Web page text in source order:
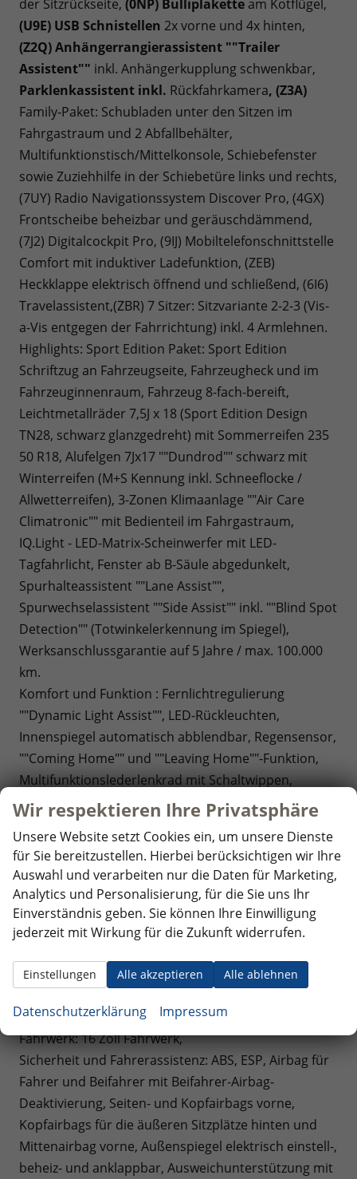
der Sitzrückseite, (0NP) Bulliplakette am Kotflügel,
(U9E) USB Schnistellen 2x vorne und 4x hinten,
(Z2Q) Anhängerrangierassistent ""Trailer
Assistent"" inkl. Anhängerkupplung schwenkbar,
Parklenkassistent inkl. Rückfahrkamera, (Z3A)
Family-Paket: Schubladen unter den Sitzen im
Fahrgastraum und 2 Abfallbehälter,
Multifunktionstisch/Mittelkonsole, Schiebefenster
sowie Zuziehhilfe in der Schiebetüre links und rechts,
(7UY) Radio Navigationssystem Discover Pro, (4GX)
Frontscheibe beheizbar und geräuschdämmend,
(7J2) Digitalcockpit Pro, (9IJ) Mobiltelefonschnittstelle
Comfort mit induktiver Ladefunktion, (ZEB)
Heckklappe elektrisch öffnend und schließend, (6I6)
Travelassistent,(ZBR) 7 Sitzer: Sitzvariante 2-2-3 (Vis-
a-Vis entgegen der Fahrrichtung) inkl. 4 Armlehnen.
Highlights: Sport Edition Paket: Sport Edition
Schriftzug an Fahrzeugseite, Fahrzeugheck und im
Fahrzeuginnenraum, Fahrzeug 8-fach-bereift,
Leichtmetallräder 7,5J x 18 (Sport Edition Design
TN28, schwarz glanzgedreht) mit Sommerreifen 235
50 R18, Alufelgen 7Jx17 ""Dundrod"" schwarz mit
Winterreifen (M+S Kennung inkl. Schneeflocke /
Allwetterreifen), 3-Zonen Klimaanlage ""Air Care
Climatronic"" mit Bedienteil im Fahrgastraum,
IQ.Light - LED-Matrix-Scheinwerfer mit LED-
Tagfahrlicht, Fenster ab B-Säule abgedunkelt,
Spurhalteassistent ""Lane Assist"",
Spurwechselassistent ""Side Assist"" inkl. ""Blind Spot
Detection"" (Totwinkelerkennung im Spiegel),
Werksanschlussgarantie auf 5 Jahre / max. 100.000
km.
Komfort und Funktion : Fernlichtregulierung
""Dynamic Light Assist"", LED-Rückleuchten,
Innenspiegel automatisch abblendbar, Regensensor,
""Coming Home"" und ""Leaving Home""-Funktion,
Multifunktionslederlenkrad mit Schaltwippen,
Schiebtüren links und rechts, Höhenverstellbare
Vordersitze, Zentralverriegelung ""Keyless Start""
(schlüsselloses Startsytem),
Optik: Außenspiegelgehäuse und Scheinwerferleiste
in Schwarz, Bodenbelag im Fahrgastraum
Teppichboden, Dekoreinlagen ""Scale Light Grey"",
Sitzbezüge Bi-Color Stoff ""Bright Dots"",
Infotainment: DAB+, USB-C-Schnittstelle, 8
Sprachsteuerung,
Fahrwerk: 16 Zoll Fahrwerk,
Sicherheit und Fahrerassistenz: ABS, ESP, Airbag für
Fahrer und Beifahrer mit Beifahrer-Airbag-
Deaktivierung, Seiten- und Kopfairbags vorne,
Kopfairbags für die äußeren Sitzplätze hinten und
Mittenairbag vorne, Außenspiegel elektrisch einstell-,
beheiz- und anklappbar, Ausweichunterstützung mit
Wir respektieren Ihre Privatsphäre
Unsere Website setzt Cookies ein, um unsere Dienste
für Sie bereitzustellen. Hierbei berücksichtigen wir Ihre
Auswahl und verarbeiten nur die Daten für Marketing,
Analytics und Personalisierung, für die Sie uns Ihr
Einverständnis geben. Sie können Ihre Einwilligung
jederzeit mit Wirkung für die Zukunft widerrufen.
Alle akzeptieren Alle ablehnen
Einstellungen
Datenschutzerklärung Impressum